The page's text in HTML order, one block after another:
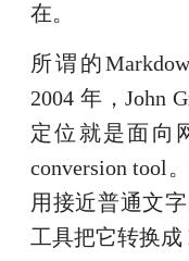
在。
所谓的
2004 年，John
定位就是面向
conversion tool
用接近普通文
工具把它转换成